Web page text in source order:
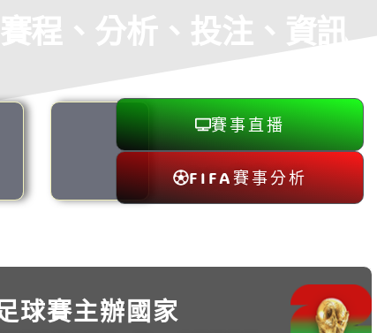
程、分析、投注、資訊
賽事直播
FIFA賽事分析
球賽主辦國家